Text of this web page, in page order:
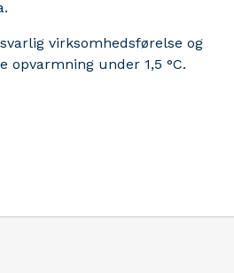
virksomhedsførelse og
opvarmning under 1,5 °C.